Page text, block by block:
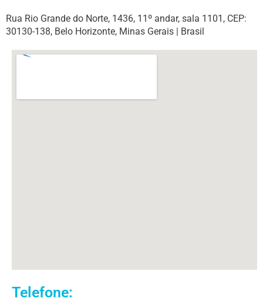
Rua Rio Grande do Norte, 1436, 11º andar, sala 1101, CEP:
30130-138, Belo Horizonte, Minas Gerais | Brasil
Telefone: